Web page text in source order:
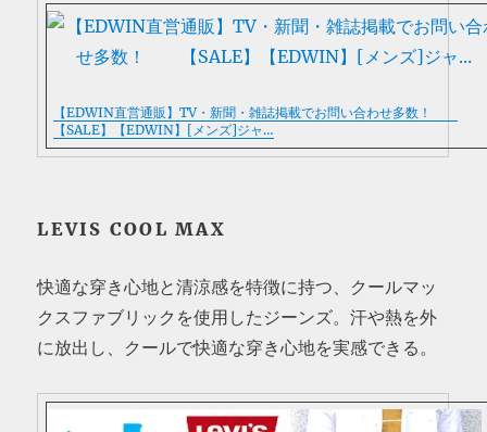
【EDWIN直営通販】TV・新聞・雑誌掲載でお問い合わせ多数！
【SALE】【EDWIN】[メンズ]ジャ…
LEVIS COOL MAX
快適な穿き心地と清涼感を特徴に持つ、クールマッ
クスファブリックを使用したジーンズ。汗や熱を外
に放出し、クールで快適な穿き心地を実感できる。